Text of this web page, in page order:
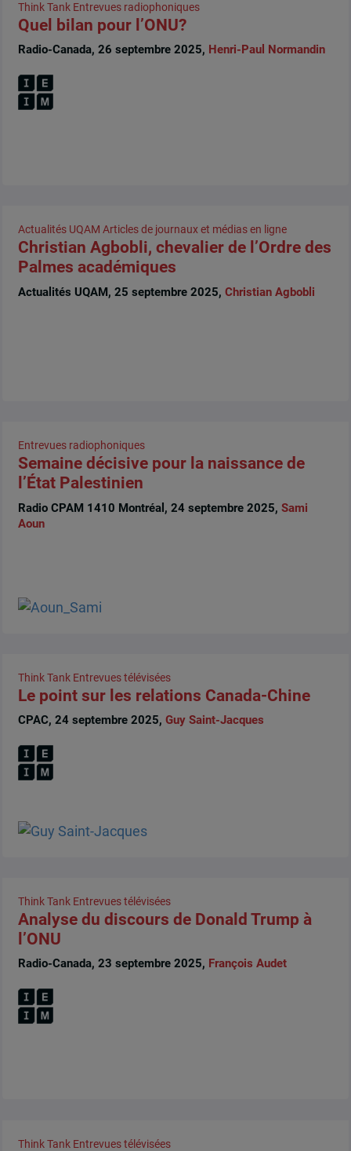
Think Tank Entrevues radiophoniques
Quel bilan pour l’ONU?
Radio-Canada, 26 septembre 2025, Henri-Paul Normandin
Actualités UQAM Articles de journaux et médias en ligne
Christian Agbobli, chevalier de l’Ordre des
Palmes académiques
Actualités UQAM, 25 septembre 2025, Christian Agbobli
Entrevues radiophoniques
Semaine décisive pour la naissance de
l’État Palestinien
Radio CPAM 1410 Montréal, 24 septembre 2025, Sami
Aoun
Think Tank Entrevues télévisées
Le point sur les relations Canada-Chine
CPAC, 24 septembre 2025, Guy Saint-Jacques
Think Tank Entrevues télévisées
Analyse du discours de Donald Trump à
l’ONU
Radio-Canada, 23 septembre 2025, François Audet
Think Tank Entrevues télévisées